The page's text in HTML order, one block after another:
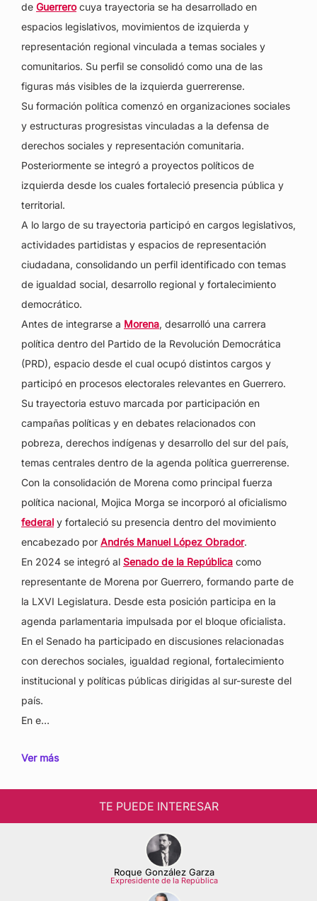
de Guerrerocuya trayectoria se ha desarrollado en
espacios legislativos, movimientos de izquierda y
representación regional vinculada a temas sociales y
comunitarios. Su perfil se consolidó como una de las
figuras más visibles de la izquierda guerrerense.
Su formación política comenzó en organizaciones sociales
y estructuras progresistas vinculadas a la defensa de
derechos sociales y representación comunitaria.
Posteriormente se integró a proyectos políticos de
izquierda desde los cuales fortaleció presencia pública y
territorial.
A lo largo de su trayectoria participó en cargos legislativos,
actividades partidistas y espacios de representación
ciudadana, consolidando un perfil identificado con temas
de igualdad social, desarrollo regional y fortalecimiento
democrático.
Antes de integrarse a Morena, desarrolló una carrera
política dentro del Partido de la Revolución Democrática
(PRD), espacio desde el cual ocupó distintos cargos y
participó en procesos electorales relevantes en Guerrero.
Su trayectoria estuvo marcada por participación en
campañas políticas y en debates relacionados con
pobreza, derechos indígenas y desarrollo del sur del país,
temas centrales dentro de la agenda política guerrerense.
Con la consolidación de Morena como principal fuerza
política nacional, Mojica Morga se incorporó al oficialismo
federal y fortaleció su presencia dentro del movimiento
encabezado por Andrés Manuel López Obrador.
En 2024 se integró al Senado de la República como
representante de Morena por Guerrero, formando parte de
la LXVI Legislatura. Desde esta posición participa en la
agenda parlamentaria impulsada por el bloque oficialista.
En el Senado ha participado en discusiones relacionadas
con derechos sociales, igualdad regional, fortalecimiento
institucional y políticas públicas dirigidas al sur-sureste del
país.
En e…
Ver más
TE PUEDE INTERESAR
Roque González Garza
Expresidente de la República